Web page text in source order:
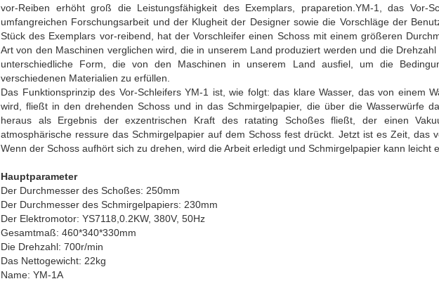
vor-Reiben erhöht groß die Leistungsfähigkeit des Exemplars, praparetion.YM-1, das Vor-
umfangreichen Forschungsarbeit und der Klugheit der Designer sowie die Vorschläge der
Stück des Exemplars vor-reibend, hat der Vorschleifer einen Schoss mit einem größeren
Art von den Maschinen verglichen wird, die in unserem Land produziert werden und die
unterschiedliche Form, die von den Maschinen in unserem Land ausfiel, um die
verschiedenen Materialien zu erfüllen.
Das Funktionsprinzip des Vor-Schleifers YM-1 ist, wie folgt: das klare Wasser, das von einem
wird, fließt in den drehenden Schoss und in das Schmirgelpapier, die über die Wasserwürfe
heraus als Ergebnis der exzentrischen Kraft des ratating Schoßes fließt, der einen
atmosphärische ressure das Schmirgelpapier auf dem Schoss fest drückt. Jetzt ist es Zeit, das
Wenn der Schoss aufhört sich zu drehen, wird die Arbeit erledigt und Schmirgelpapier kann leicht
Hauptparameter
Der Durchmesser des Schoßes: 250mm
Der Durchmesser des Schmirgelpapiers: 230mm
Der Elektromotor: YS7118,0.2KW, 380V, 50Hz
Gesamtmaß: 460*340*330mm
Die Drehzahl: 700r/min
Das Nettogewicht: 22kg
Name: YM-1A